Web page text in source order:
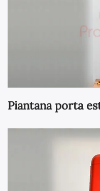
Piantana porta